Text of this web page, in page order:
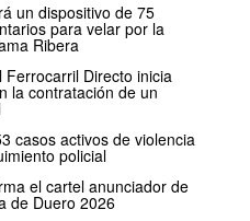
un dispositivo de 75
para velar por la
Ribera
Ferrocarril Directo inicia
la contratación de un
casos activos de violencia
policial
el cartel anunciador de
de Duero 2026